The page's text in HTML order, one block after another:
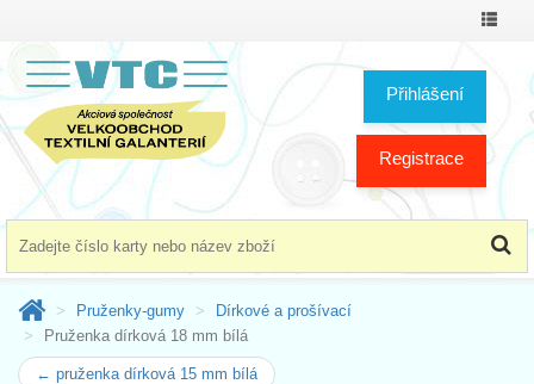
Přihlášení
Registrace
Pruženky-gumy
Dírkové a prošívací
Pruženka dírková 18 mm bílá
← pruženka dírková 15 mm bílá